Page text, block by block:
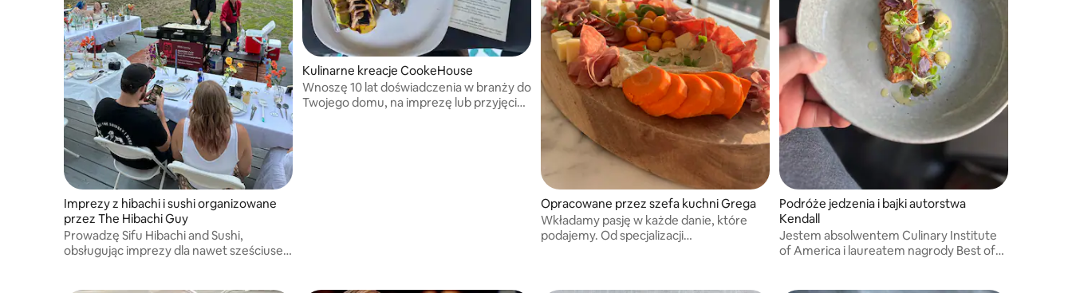
Imprezy z hibachi i sushi organizowane
przez The Hibachi Guy
Prowadzę Sifu Hibachi and Sushi,
obsługując imprezy dla nawet sześciuset
Kulinarne kreacje CookeHouse
Wnoszę 10 lat doświadczenia w branży do
Twojego domu, na imprezę lub przyjęcie!
Opracowane przez szefa kuchni Grega
Wkładamy pasję w każde danie, które
podajemy. Od specjalizacji
Podróże jedzenia i bajki autorstwa
Kendall
Jestem absolwentem Culinary Institute
of America i laureatem nagrody Best of